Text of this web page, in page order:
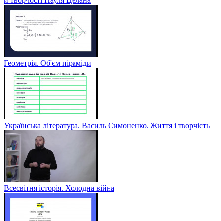
Геометрія. Об'єм піраміди
Українська література. Василь Симоненко. Життя і творчість
Всесвітня історія. Холодна війна